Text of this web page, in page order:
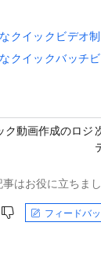
クイックビデオ
クイックバッチ
ク動画作成のロジ
事はお役に立ちま
フィードバ